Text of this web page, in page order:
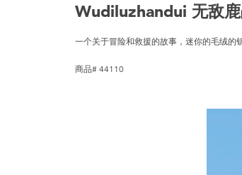
Wudiluzhandui 无敌
一个关于冒险和救援的故事，迷你的毛绒的
商品# 44110